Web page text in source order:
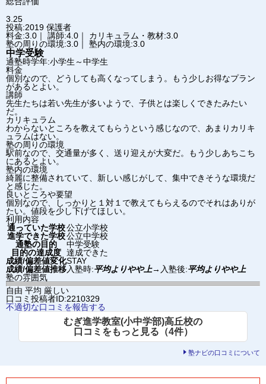
3.25
投稿:2019 保護者
料金:3.0｜ 講師:4.0｜ カリキュラム・教材:3.0
塾の周りの環境:3.0｜ 塾内の環境:3.0
中学受験
通塾時学年:小学生～中学生
料金
個別なので、どうしても高くなってしまう。もう少しお得なプラン
があるとよい。
講師
先生たちは若い先生が多いようで、子供とは楽しくできたみたい
だ。
カリキュラム
わからないところを教えてもらうという感じなので、あまりカリキ
ュラムはない。
塾の周りの環境
駅前なので、交通量が多く、送り迎えが大変だ。もう少しあちこち
にあるとよい。
塾内の環境
綺麗に整備されていて、新しい感じがして、集中できそうな環境だ
と感じた。
良いところや要望
個別なので、しっかりと１対１で教えてもらえるのでそれはありが
たい。値段を少し下げてほしい。
利用内容
通っていた学校公立小学校
進学できた学校公立中学校
通塾の目的
中学受験
目的の達成度 達成できた
成績/偏差値変化STAY
成績/偏差値推移入塾時:平均よりやや上→ 入塾後:平均よりやや上
塾の雰囲気
自由 平均 厳しい
口コミ投稿者ID:2210329
不適切な口コミを報告する
むぎ進学教室(小中学部)高丘校の
口コミをもっと見る（4件）
塾ナビの口コミについて